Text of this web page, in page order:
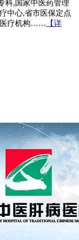
科,国家中医药管理
中心,省市医保定点
医疗机构…… 【详